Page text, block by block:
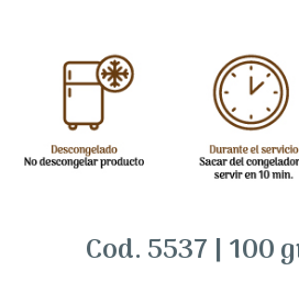
Cod. 5537 | 100